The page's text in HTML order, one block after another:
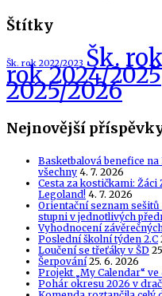
Štítky
Šk. rok 2022/2023 Šk.
rok 2024/2025
2025/2026
Nejnovější
Basketbalová benefice
všechny 4. 7. 2026
Cesta za kostičkami: Žáci
Legoland! 4. 7. 2026
Orientační seznam sešitů
stupni v jednotlivých
Vyhodnocení
Poslední školní týden 2.C
Loučení se třeťáky v ŠD
Šerpování 25. 6. 2026
Projekt „My Calendar“
Pohár okresu 2026 v